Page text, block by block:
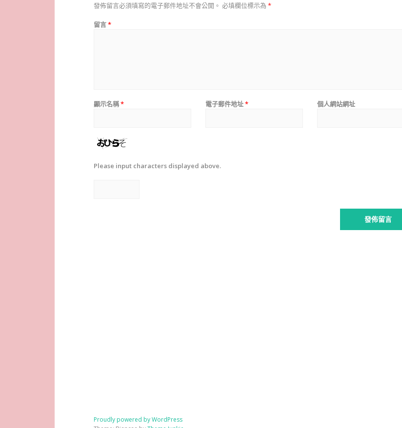
發佈留言必須填寫的電子郵件地址不會公開。 必填欄位標示為 *
留言*
顯示名稱* 電子郵件地址* 個人網站網址
Please input characters displayed above.
Proudly powered by WordPress